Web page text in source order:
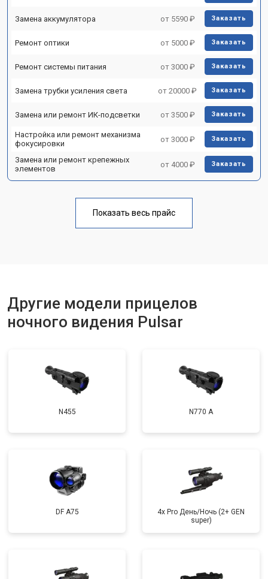
Замена аккумулятора от 5590 ₽ Заказать
Ремонт оптики от 5000 ₽ Заказать
Ремонт системы питания от 3000 ₽ Заказать
Замена трубки усиления света от 20000 ₽ Заказать
Замена или ремонт ИК-подсветки от 3500 ₽ Заказать
Настройка или ремонт механизма
фокусировки
от 3000 ₽ Заказать
Замена или ремонт крепежных
элементов
от 4000 ₽ Заказать
Показать весь прайс
Другие модели прицелов
ночного видения Pulsar
N455 N770 А
DF A75
4x Pro День/Ночь (2+ GEN
super)